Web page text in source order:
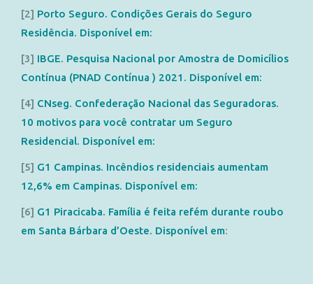
[2] Porto Seguro. Condições Gerais do Seguro
Residência. Disponível em:
[3] IBGE. Pesquisa Nacional por Amostra de Domicílios
Contínua (PNAD Contínua ) 2021. Disponível em:
[4] CNseg. Confederação Nacional das Seguradoras.
10 motivos para você contratar um Seguro
Residencial. Disponível em:
[5] G1 Campinas. Incêndios residenciais aumentam
12,6% em Campinas. Disponível em:
[6] G1 Piracicaba. Família é feita refém durante roubo
em Santa Bárbara d’Oeste. Disponível em: